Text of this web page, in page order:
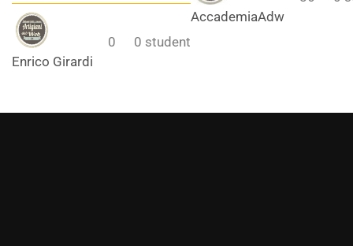
Enrico Girardi
0 0 student
AccademiaAdw